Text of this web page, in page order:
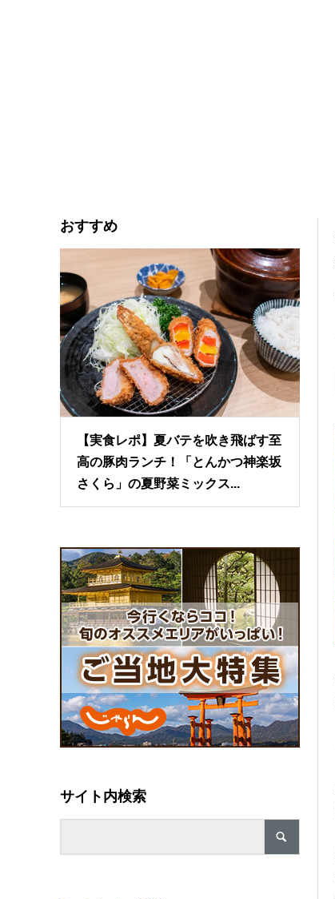
おすすめ
【実食レポ】夏バテを吹き飛ばす至
高の豚肉ランチ！「とんかつ神楽坂
さくら」の夏野菜ミックス...
サイト内検索